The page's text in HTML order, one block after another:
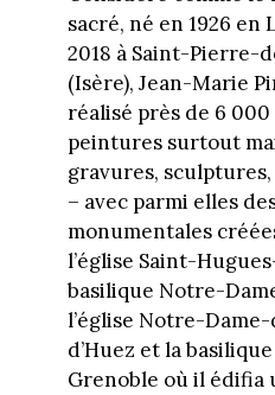
sacré, né en 1926
2018 à Saint-Pierre-
(Isère), Jean-Marie
réalisé près de 6
peintures surtout
gravures,
– avec parmi elles
monumentales
l’église Saint-
basilique Notre-
l’église Notre-Dame-
d’Huez et la
Grenoble où il édifia